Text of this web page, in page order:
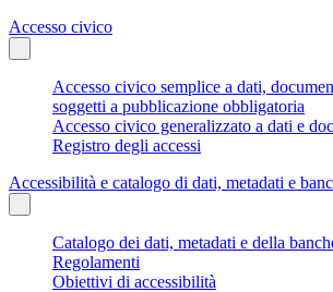
Accesso civico
Accesso civico semplice a dati,
soggetti a pubblicazione obbligatoria
Accesso civico generalizzato a dati e
Registro degli accessi
Accessibilità e catalogo di dati, metadati e
Catalogo dei dati, metadati e della
Regolamenti
Obiettivi di accessibilità